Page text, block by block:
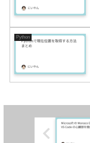
Python